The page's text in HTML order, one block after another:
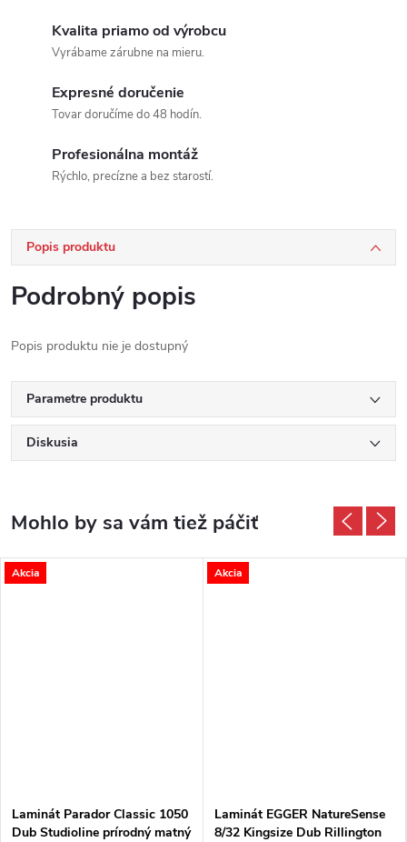
Kvalita priamo od výrobcu
Vyrábame zárubne na mieru.
Expresné doručenie
Tovar doručíme do 48 hodín.
Profesionálna montáž
Rýchlo, precízne a bez starostí.
Popis produktu
Podrobný popis
Popis produktu nie je dostupný
Parametre produktu
Diskusia
Akcia
Laminát Parador Classic 1050
Dub Studioline prírodný matný
Akcia
Laminát EGGER NatureSense
8/32 Kingsize Dub Rillington